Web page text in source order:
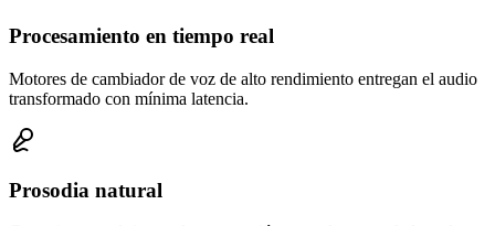
Procesamiento en tiempo real
Motores de cambiador de voz de alto rendimiento entregan el audio
transformado con mínima latencia.
Prosodia natural